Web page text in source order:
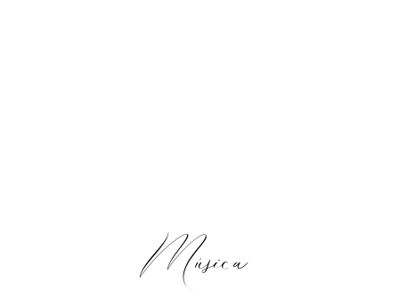
Música